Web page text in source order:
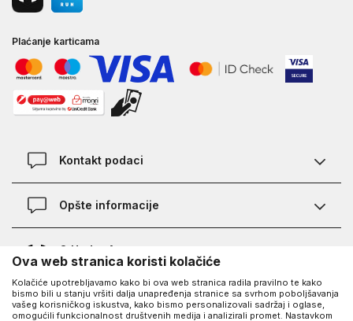
Plaćanje karticama
Kontakt podaci
Kontakt
Opšte informacije
Provjera statusa porudžbine
Najčešća pitanja
Kako kupiti
O Under Armour-u
O nama - priča o UA
Saznajte više o UA
UA Social
Ova web stranica koristi kolačiće
Kolačiće upotrebljavamo kako bi ova web stranica radila pravilno te kako
bismo bili u stanju vršiti dalja unapređenja stranice sa svrhom poboljšavanja
vašeg korisničkog iskustva, kako bismo personalizovali sadržaj i oglase,
omogućili funkcionalnost društvenih medija i analizirali promet. Nastavkom